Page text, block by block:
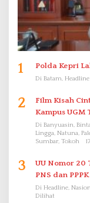
1 Polda Kepri
Di Batam, Headline
2
Film Kisah
Kampus UGM
Di Banyuasin,
Lingga, Natuna,
Sumbar, Tokoh
3
UU Nomor 20
PNS dan
Di Headline,
Dilihat